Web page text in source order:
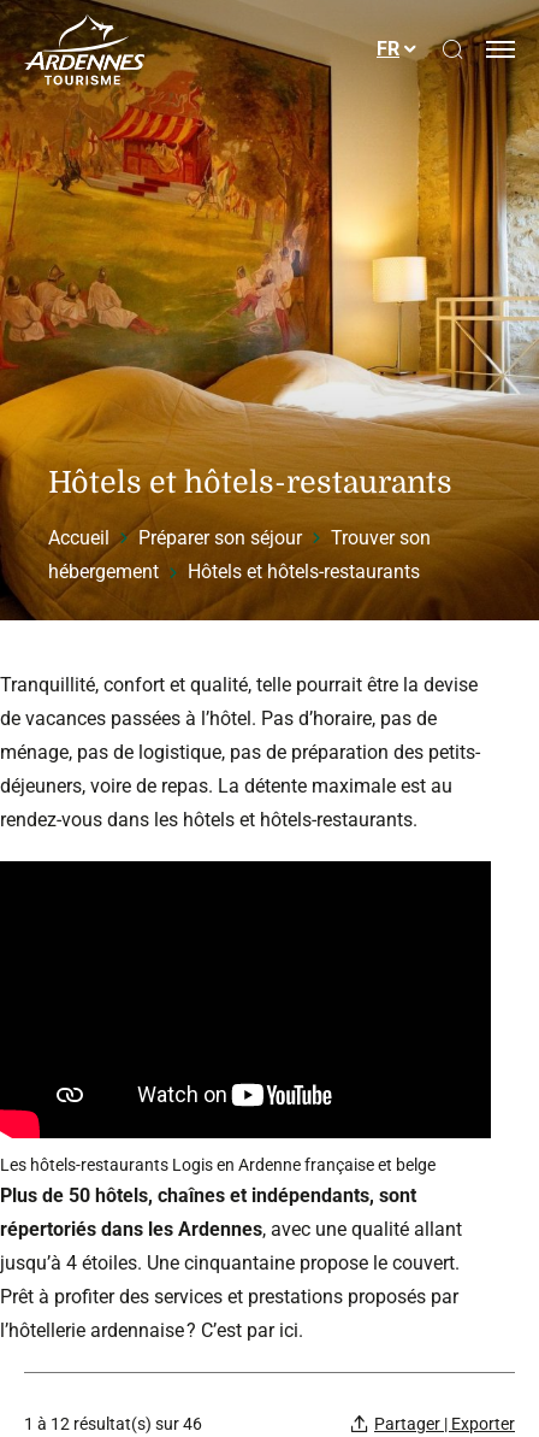
ADT des Ardennes
FR Ouvrir le
Hôtels et hôtels-restaurants
Accueil Préparer son séjour
Trouver son
hébergement
Hôtels et hôtels-restaurants
Tranquillité, confort et qualité, telle pourrait être la devise
de vacances passées à l’hôtel. Pas d’horaire, pas de
ménage, pas de logistique, pas de préparation des petits-
déjeuners, voire de repas. La détente maximale est au
rendez-vous dans les hôtels et hôtels-restaurants.
Les hôtels-restaurants Logis en Ardenne française et belge
Plus de 50 hôtels, chaînes et indépendants, sont
répertoriés dans les Ardennes, avec une qualité allant
jusqu’à 4 étoiles. Une cinquantaine propose le couvert.
Prêt à profiter des services et prestations proposés par
l’hôtellerie ardennaise ? C’est par ici.
1 à 12 résultat(s) sur 46 Partager | Exporter